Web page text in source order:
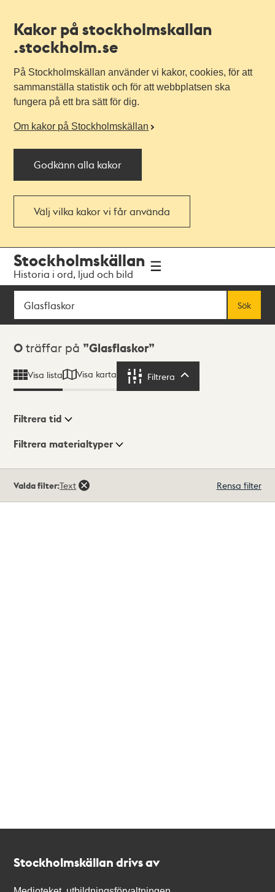
Kakor på stockholmskallan
.stockholm.se
På Stockholmskällan använder vi kakor, cookies, för att
sammanställa statistik och för att webbplatsen ska
fungera på ett bra sätt för dig.
Om kakor på Stockholmskällan
Godkänn alla kakor
Välj vilka kakor vi får använda
navigationen
huvudinnehållet
Stockholmskällan
Historia i ord, ljud och bild
Sök
Sök
Sökresultat
0 träffar på Glasflaskor
Visa lista Visa karta Filtrera
Visningsläge
Filtrera tid
Filtrera materialtyper
träffar
Valda filter:Text Rensa filter
Stockholmskällan drivs av